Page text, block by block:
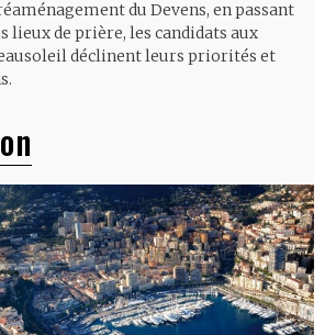
du Devens, en passant
lieux de prière, les candidats aux
déclinent leurs priorités et